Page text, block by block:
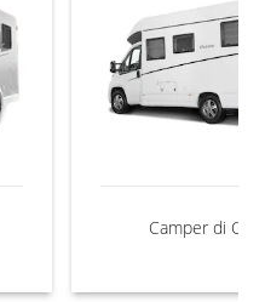
Camper di